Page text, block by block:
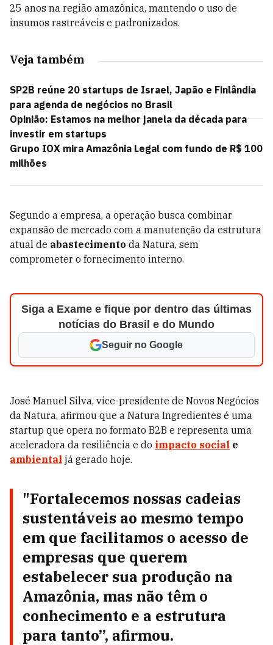
25 anos na região amazônica, mantendo o uso de
insumos rastreáveis e padronizados.
Veja também
SP2B reúne 20 startups de Israel, Japão e Finlândia
para agenda de negócios no Brasil
Opinião: Estamos na melhor janela da década para
investir em startups
Grupo IOX mira Amazônia Legal com fundo de R$ 100
milhões
Segundo a empresa, a operação busca combinar
expansão de mercado com a manutenção da estrutura
atual de abastecimento da Natura, sem
comprometer o fornecimento interno.
Siga a Exame e fique por dentro das últimas
notícias do Brasil e do Mundo
Seguir no Google
José Manuel Silva, vice-presidente de Novos Negócios
da Natura, afirmou que a Natura Ingredientes é uma
startup que opera no formato B2B e representa uma
aceleradora da resiliência e do impacto social e
ambiental já gerado hoje.
"Fortalecemos nossas cadeias
sustentáveis ao mesmo tempo
em que facilitamos o acesso de
empresas que querem
estabelecer sua produção na
Amazônia, mas não têm o
conhecimento e a estrutura
para tanto”, afirmou.